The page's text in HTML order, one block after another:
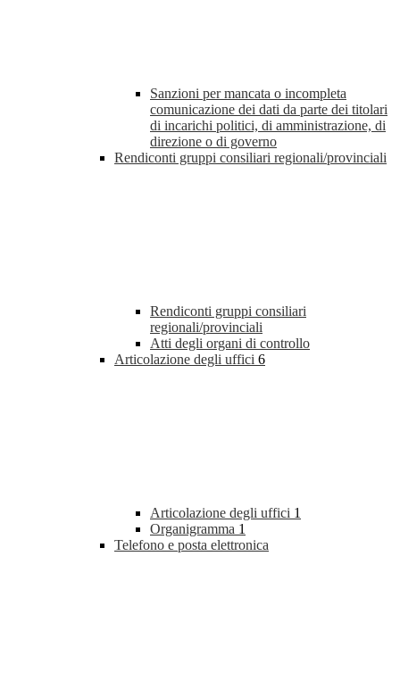
Sanzioni per mancata o incompleta
comunicazione dei dati da parte dei titolari
di incarichi politici, di amministrazione, di
direzione o di governo
Rendiconti gruppi consiliari regionali/provinciali
Rendiconti gruppi consiliari
regionali/provinciali
Atti degli organi di controllo
Articolazione degli uffici 6
Articolazione degli uffici 1
Organigramma 1
Telefono e posta elettronica